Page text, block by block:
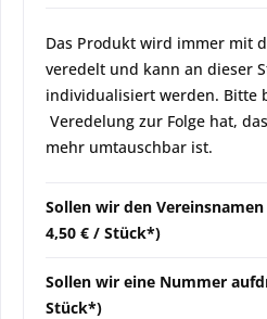
Das Produkt wird immer mit
veredelt und kann an dieser
individualisiert werden. Bitte
Veredelung zur Folge hat,
mehr umtauschbar ist.
Sollen wir den
4,50 € / Stück*)
Sollen wir eine Nummer
Stück*)